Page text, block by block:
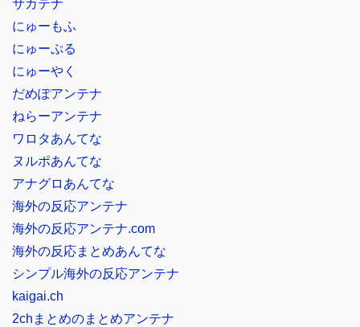
サカテナ
にゅーもふ
にゅーぷる
にゅーやく
だめぽアンテナ
ねらーアンテナ
ワロタあんてな
ヌルポあんてな
アナグロあんてな
海外の反応アンテナ
海外の反応アンテナ.com
海外の反応まとめあんてな
シンプル海外の反応アンテナ
kaigai.ch
2chまとめのまとめアンテナ